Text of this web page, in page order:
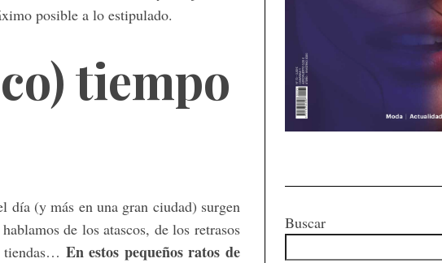
posible a lo estipulado.
tiempo
(y más en una gran ciudad) surgen
de los atascos, de los retrasos
tiendas… En estos pequeños ratos de
Buscar